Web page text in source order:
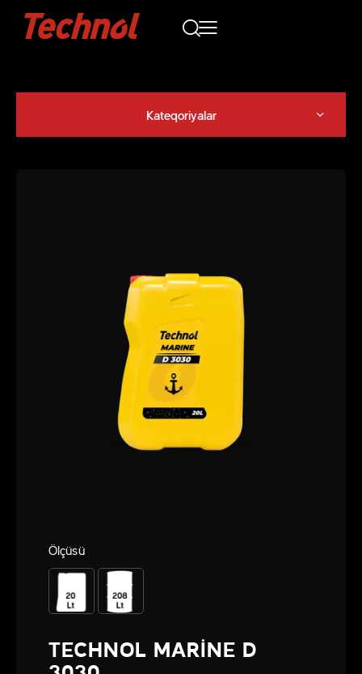
TECHNOL MARINE D
Ölçüsü
Kateqoriyalar